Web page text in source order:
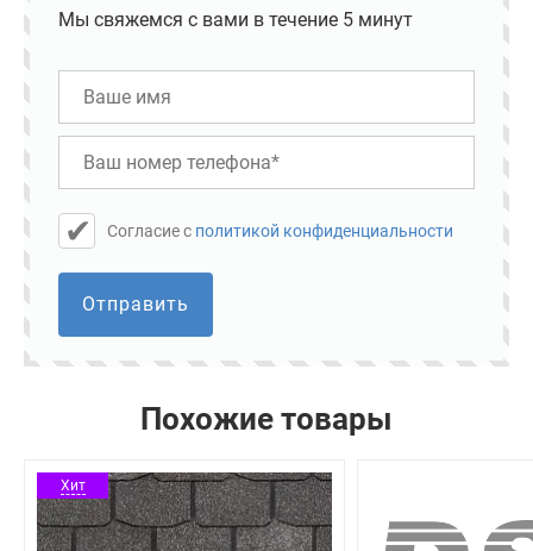
Мы свяжемся с вами в течение 5 минут
Cогласие с политикой конфиденциальности
Отправить
Похожие товары
Хит